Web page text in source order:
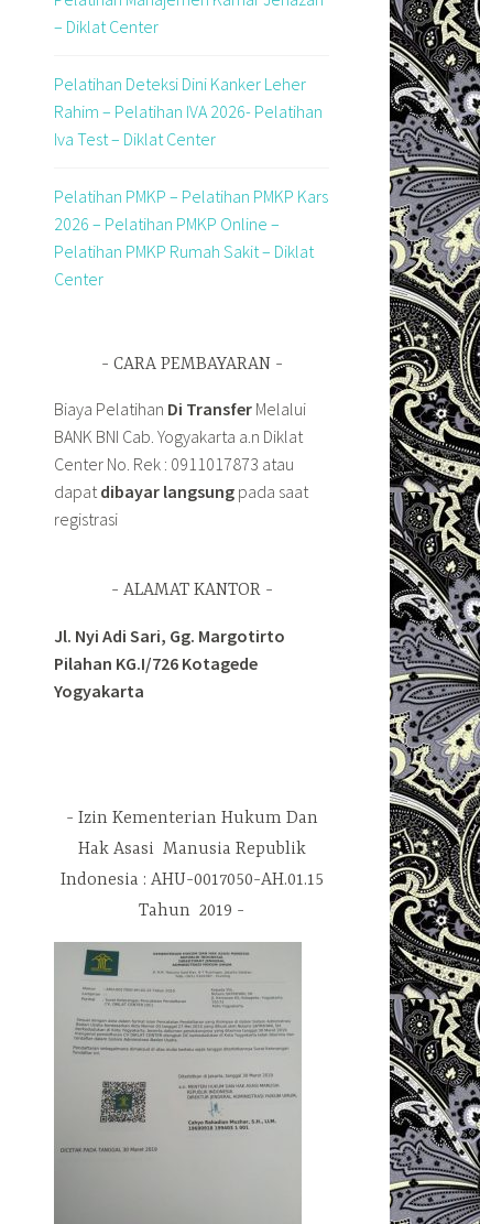
– Diklat Center
Pelatihan Deteksi Dini Kanker Leher
Rahim – Pelatihan IVA 2026- Pelatihan
Iva Test – Diklat Center
Pelatihan PMKP – Pelatihan PMKP Kars
2026 – Pelatihan PMKP Online –
Pelatihan PMKP Rumah Sakit – Diklat
Center
CARA PEMBAYARAN
Biaya Pelatihan Di Transfer Melalui
BANK BNI Cab. Yogyakarta a.n Diklat
Center No. Rek : 0911017873 atau
dapatdibayar langsung pada saat
registrasi
ALAMAT KANTOR
Jl. Nyi Adi Sari, Gg. Margotirto
Pilahan KG.I/726 Kotagede
Yogyakarta
Izin Kementerian Hukum Dan
Hak Asasi Manusia Republik
Indonesia : AHU-0017050-AH.01.15
Tahun 2019